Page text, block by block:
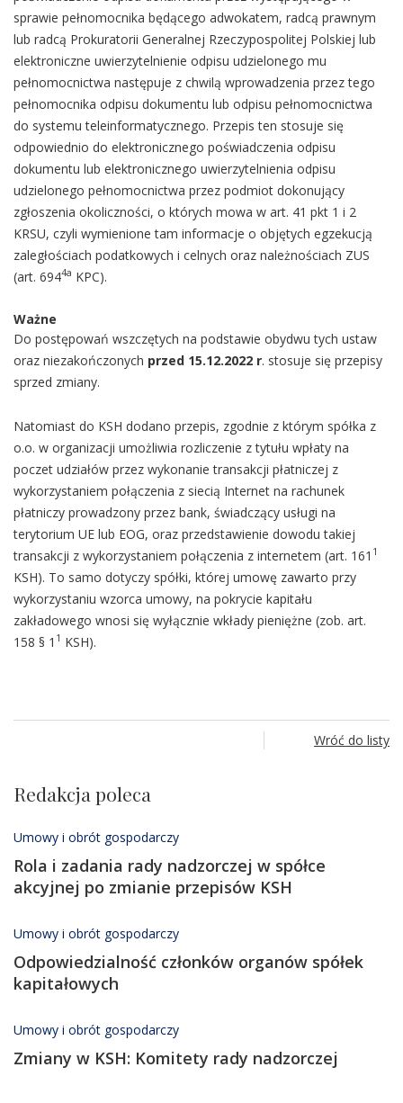
sprawie pełnomocnika będącego adwokatem, radcą prawnym
lub radcą Prokuratorii Generalnej Rzeczypospolitej Polskiej lub
elektroniczne uwierzytelnienie odpisu udzielonego mu
pełnomocnictwa następuje z chwilą wprowadzenia przez tego
pełnomocnika odpisu dokumentu lub odpisu pełnomocnictwa
do systemu teleinformatycznego. Przepis ten stosuje się
odpowiednio do elektronicznego poświadczenia odpisu
dokumentu lub elektronicznego uwierzytelnienia odpisu
udzielonego pełnomocnictwa przez podmiot dokonujący
zgłoszenia okoliczności, o których mowa w art. 41 pkt 1 i 2
KRSU, czyli wymienione tam informacje o objętych egzekucją
zaległościach podatkowych i celnych oraz należnościach ZUS
(art. 6944a KPC).
Ważne
Do postępowań wszczętych na podstawie obydwu tych ustaw
oraz niezakończonych przed 15.12.2022 r. stosuje się przepisy
sprzed zmiany.
Natomiast do KSH dodano przepis, zgodnie z którym spółka z
o.o. w organizacji umożliwia rozliczenie z tytułu wpłaty na
poczet udziałów przez wykonanie transakcji płatniczej z
wykorzystaniem połączenia z siecią Internet na rachunek
płatniczy prowadzony przez bank, świadczący usługi na
terytorium UE lub EOG, oraz przedstawienie dowodu takiej
transakcji z wykorzystaniem połączenia z internetem (art. 161 1
KSH). To samo dotyczy spółki, której umowę zawarto przy
wykorzystaniu wzorca umowy, na pokrycie kapitału
zakładowego wnosi się wyłącznie wkłady pieniężne (zob. art.
158 § 1 1 KSH).
Wróć do listy
Redakcja poleca
Umowy i obrót gospodarczy
Rola i zadania rady nadzorczej w spółce
akcyjnej po zmianie przepisów KSH
Umowy i obrót gospodarczy
Odpowiedzialność członków organów spółek
kapitałowych
Umowy i obrót gospodarczy
Zmiany w KSH: Komitety rady nadzorczej